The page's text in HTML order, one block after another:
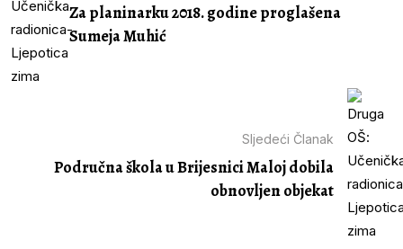
Za planinarku 2018. godine proglašena
Sumeja Muhić
Sljedeći Članak
Područna škola u Brijesnici Maloj dobila
obnovljen objekat